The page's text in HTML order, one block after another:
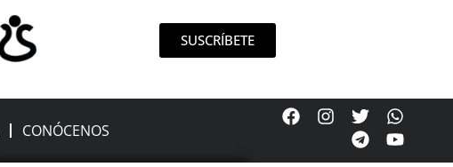
SUSCRÍBETE
CONÓCENOS